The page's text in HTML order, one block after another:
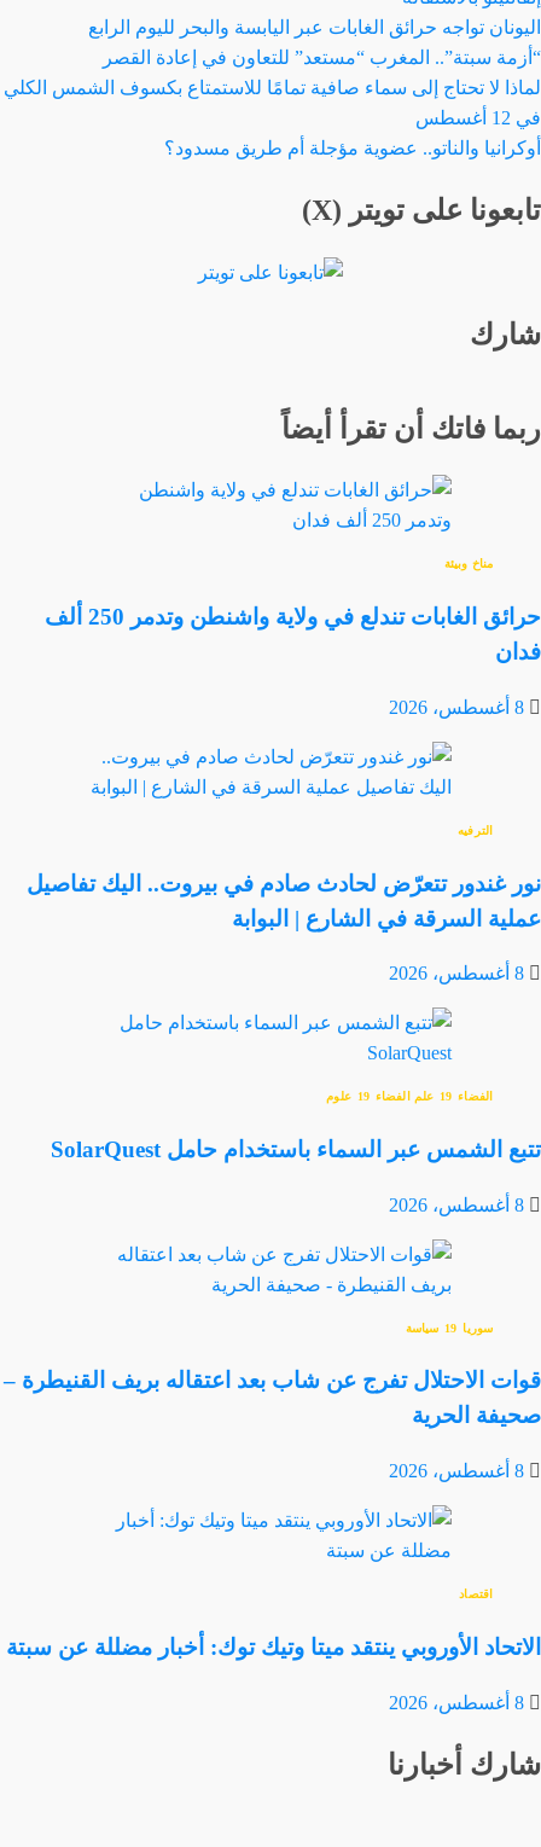
اليونان تواجه حرائق الغابات عبر اليابسة والبحر لليوم الرابع
“أزمة سبتة”.. المغرب “مستعد” للتعاون في إعادة القصر
لماذا لا تحتاج إلى سماء صافية تمامًا للاستمتاع بكسوف الشمس الكلي
في 12 أغسطس
أوكرانيا والناتو.. عضوية مؤجلة أم طريق مسدود؟
تابعونا على تويتر (X)
شارك
ربما فاتك أن تقرأ أيضاً
مناخ وبيئة
حرائق الغابات تندلع في ولاية واشنطن وتدمر 250 ألف
فدان
8 أغسطس، 2026
الترفيه
نور غندور تتعرّض لحادث صادم في بيروت.. اليك تفاصيل
عملية السرقة في الشارع | البوابة
8 أغسطس، 2026
الفضاء علم الفضاء علوم
تتبع الشمس عبر السماء باستخدام حامل SolarQuest
8 أغسطس، 2026
سوريا سياسة
قوات الاحتلال تفرج عن شاب بعد اعتقاله بريف القنيطرة –
صحيفة الحرية
8 أغسطس، 2026
اقتصاد
الاتحاد الأوروبي ينتقد ميتا وتيك توك: أخبار مضللة عن سبتة
8 أغسطس، 2026
شارك أخبارنا